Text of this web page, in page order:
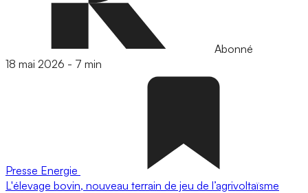
Abonné
18 mai 2026 - 7 min
Presse Energie
L'élevage bovin, nouveau terrain de jeu de l’agrivoltaïsme